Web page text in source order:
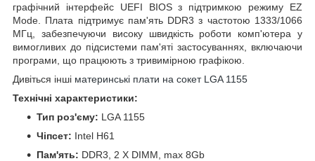
графічний інтерфейс UEFI BIOS з підтримкою режиму EZ
Mode. Плата підтримує пам'ять DDR3 з частотою 1333/1066
МГц, забезпечуючи високу швидкість роботи комп'ютера у
вимогливих до підсистеми пам'яті застосуваннях, включаючи
програми, що працюють з тривимірною графікою.
Дивіться інші материнські плати на сокет LGA 1155
Технічні характеристики:
Тип роз'єму: LGA 1155
Чіпсет: Intel H61
Пам'ять: DDR3, 2 X DIMM, max 8Gb